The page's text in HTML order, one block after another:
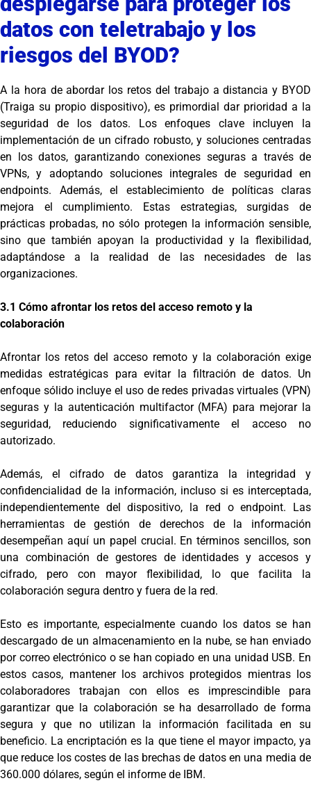
datos con teletrabajo y los
riesgos del BYOD?
A la hora de abordar los retos del trabajo a distancia y BYOD
(Traiga su propio dispositivo), es primordial dar prioridad a la
seguridad de los datos. Los enfoques clave incluyen la
implementación de un cifrado robusto, y soluciones centradas
en los datos, garantizando conexiones seguras a través de
VPNs, y adoptando soluciones integrales de seguridad en
endpoints. Además, el establecimiento de políticas claras
mejora el cumplimiento. Estas estrategias, surgidas de
prácticas probadas, no sólo protegen la información sensible,
sino que también apoyan la productividad y la flexibilidad,
adaptándose a la realidad de las necesidades de las
organizaciones.
3.1 Cómo afrontar los retos del acceso remoto y la
colaboración
Afrontar los retos del acceso remoto y la colaboración exige
medidas estratégicas para evitar la filtración de datos. Un
enfoque sólido incluye el uso de redes privadas virtuales (VPN)
seguras y la autenticación multifactor (MFA) para mejorar la
seguridad, reduciendo significativamente el acceso no
autorizado.
Además, el cifrado de datos garantiza la integridad y
confidencialidad de la información, incluso si es interceptada,
independientemente del dispositivo, la red o endpoint. Las
herramientas de gestión de derechos de la información
desempeñan aquí un papel crucial. En términos sencillos, son
una combinación de gestores de identidades y accesos y
cifrado, pero con mayor flexibilidad, lo que facilita la
colaboración segura dentro y fuera de la red.
Esto es importante, especialmente cuando los datos se han
descargado de un almacenamiento en la nube, se han enviado
por correo electrónico o se han copiado en una unidad USB. En
estos casos, mantener los archivos protegidos mientras los
colaboradores trabajan con ellos es imprescindible para
garantizar que la colaboración se ha desarrollado de forma
segura y que no utilizan la información facilitada en su
beneficio. La encriptación es la que tiene el mayor impacto, ya
que reduce los costes de las brechas de datos en una media de
360.000 dólares, según el informe de IBM.